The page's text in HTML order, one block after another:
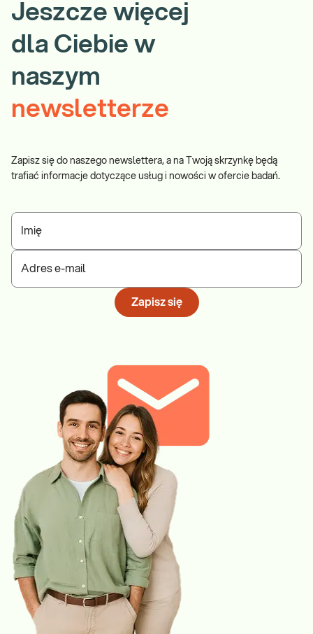
Jeszcze więcej
dla Ciebie w
naszym
newsletterze
Zapisz się do naszego newslettera, a na Twoją skrzynkę będą
trafiać informacje dotyczące usług i nowości w ofercie badań.
Imię
Adres e-mail
Zapisz się